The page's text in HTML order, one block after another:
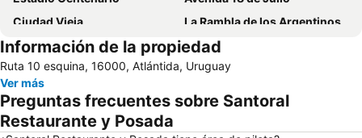
Ciudad Vieja
La Rambla de los Argentinos
Portones Shopping
Montevideo Shopping
Parque Rodó
Parque y Reserva de Pan de Azúcar
Playa Buceo
Plaza Independencia
Feria de Tristán Narvaja
Información de la propiedad
Ruta 10 esquina, 16000, Atlántida, Uruguay
Ver más
Preguntas frecuentes sobre Santoral
Restaurante y Posada